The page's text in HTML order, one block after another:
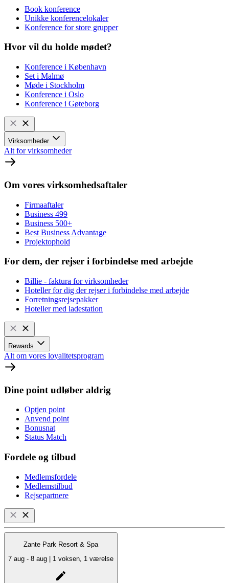
Book konference
Unikke konferencelokaler
Konference for store grupper
Hvor vil du holde mødet?
Konference i København
Set i Malmø
Møde i Stockholm
Konference i Oslo
Konference i Gøteborg
Virksomheder
Alt for virksomheder
Om vores virksomhedsaftaler
Firmaaftaler
Business 499
Business 500+
Best Business Advantage
Projektophold
For dem, der rejser i forbindelse med arbejde
Billie - faktura for virksomheder
Hoteller for dig der rejser i forbindelse med arbejde
Forretningsrejsepakker
Hoteller med ladestation
Rewards
Alt om vores loyalitetsprogram
Dine point udløber aldrig
Optjen point
Anvend point
Bonusnat
Status Match
Fordele og tilbud
Medlemsfordele
Medlemstilbud
Rejsepartnere
Zante Park Resort & Spa
7 aug - 8 aug | 1 voksen, 1 værelse